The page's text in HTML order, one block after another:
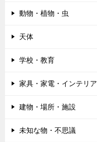
動物・植物・虫
天体
学校・教育
家具・家電・インテリア
建物・場所・施設
未知な物・不思議